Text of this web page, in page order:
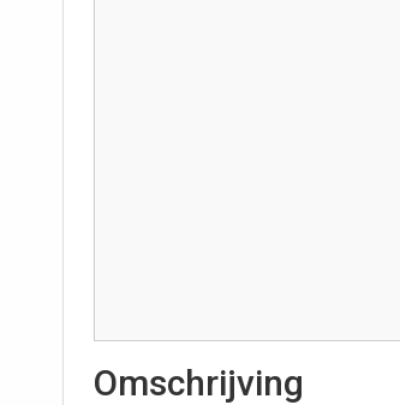
Omschrijving